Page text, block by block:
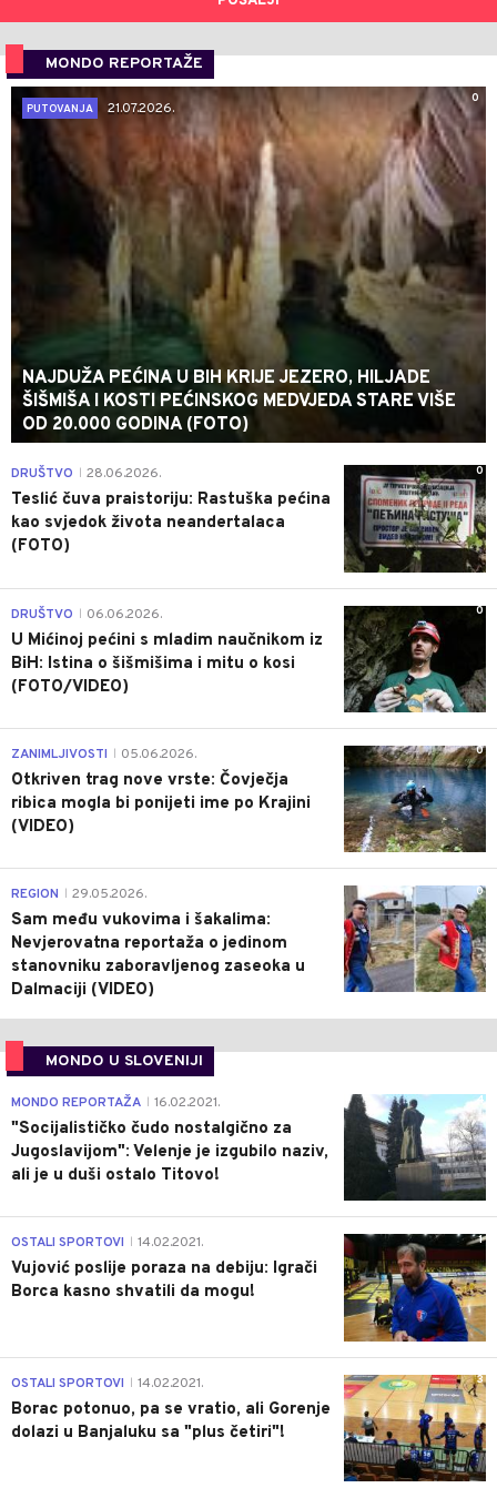
MONDO REPORTAŽE
0
PUTOVANJA
21.07.2026.
NAJDUŽA PEĆINA U BIH KRIJE JEZERO, HILJADE
ŠIŠMIŠA I KOSTI PEĆINSKOG MEDVJEDA STARE VIŠE
OD 20.000 GODINA (FOTO)
0
DRUŠTVO 28.06.2026.
Teslić čuva praistoriju: Rastuška pećina
kao svjedok života neandertalaca
(FOTO)
0
DRUŠTVO 06.06.2026.
U Mićinoj pećini s mladim naučnikom iz
BiH: Istina o šišmišima i mitu o kosi
(FOTO/VIDEO)
0
ZANIMLJIVOSTI 05.06.2026.
Otkriven trag nove vrste: Čovječja
ribica mogla bi ponijeti ime po Krajini
(VIDEO)
0
REGION 29.05.2026.
Sam među vukovima i šakalima:
Nevjerovatna reportaža o jedinom
stanovniku zaboravljenog zaseoka u
Dalmaciji (VIDEO)
MONDO U SLOVENIJI
4
MONDO REPORTAŽA 16.02.2021.
"Socijalističko čudo nostalgično za
Jugoslavijom": Velenje je izgubilo naziv,
ali je u duši ostalo Titovo!
1
OSTALI SPORTOVI 14.02.2021.
Vujović poslije poraza na debiju: Igrači
Borca kasno shvatili da mogu!
3
OSTALI SPORTOVI 14.02.2021.
Borac potonuo, pa se vratio, ali Gorenje
dolazi u Banjaluku sa "plus četiri"!